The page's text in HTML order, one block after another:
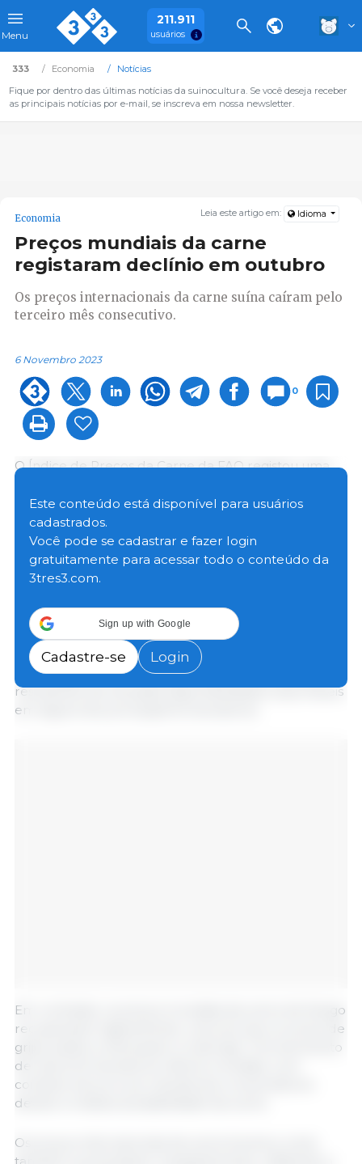
Menu
211.911
usuários
333 Economia
Notícias
Fique por dentro das últimas notícias da suinocultura. Se você deseja receber
as principais notícias por e-mail, se inscreva em nossa newsletter.
Leia este artigo em: Idioma
Economia
Preços mundiais da carne
registaram declínio em outubro
Os preços internacionais da carne suína caíram pelo
terceiro mês consecutivo.
6 Novembro 2023
0
O Índice de Preços da Carne da FAO registou uma
(0,7 pontos, ou 0,6%) em relação a setembro,
marcando o quarto declínio mensal consecutivo, e
situando-se 3,9 pontos (3,4%) abaixo do seu valor há
um ano.
caíram pelo terceiro mês consecutivo, impulsionados
principalmente pela procura persistentemente lenta
de importações, especialmente de alguns países do
Leste Asiático, com novas pressões descendentes
resultantes de elevadas disponibilidades exportáveis ​​
em alguns dos principais fornecedores.
Em contraste, os preços mundiais da carne de frango
recuperaram ligeiramente, uma vez que os surtos de
gripe aviária continuaram a restringir o fornecimento
de vários fornecedores líderes mundiais, num
contexto de procura robusta dos consumidores
devido à relativa acessibilidade da carne.
Os preços internacionais da carne bovina e ovina
Este conteúdo está disponível para usuários
cadastrados.
Você pode se cadastrar e fazer login
gratuitamente para acessar todo o conteúdo da
3tres3.com.
Sign up with Google
Cadastre-se Login